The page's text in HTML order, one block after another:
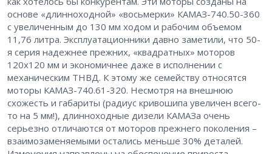
основе «длинноходной» «восьмерки» КАМАЗ-740.50-360
с увеличенным до 130 мм ходом и рабочим объемом
11,76 литра. Эксплуатационники давно заметили, что 50-
я серия надежнее прежних, «квадратных» моторов
120х120 мм и экономичнее даже в исполнении с
механическим ТНВД. К этому же семейству относятся
моторы КАМАЗ-740.61-320. Несмотря на внешнюю
схожесть и габариты (радиус кривошипа увеличен всего-
то на 5 мм!), длинноходные дизели КАМАЗа очень
серьезно отличаются от моторов прежнего поколения –
взаимозаменяемыми остались меньше 30% деталей.